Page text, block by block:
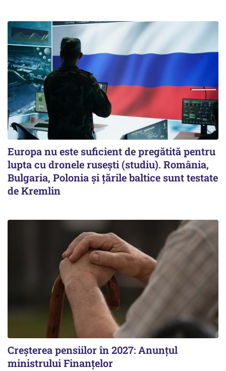
Europa nu este suficient de pregătită pentru
lupta cu dronele rusești (studiu). România,
Bulgaria, Polonia și țările baltice sunt testate
de Kremlin
Creșterea pensiilor în 2027: Anunțul
ministrului Finanțelor